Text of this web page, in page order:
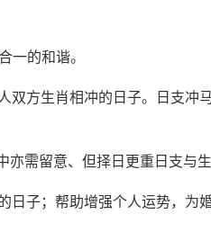
一的和谐。
双方生肖相冲的日子。日支冲
需留意、但择日更重日支与生
日子；帮助增强个人运势，为